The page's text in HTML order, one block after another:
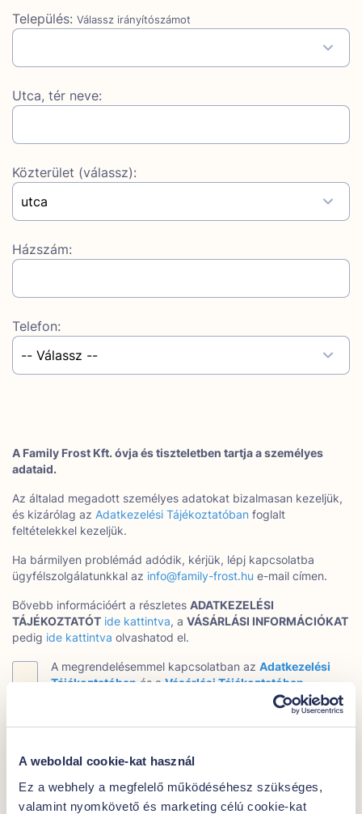
A weboldal cookie-kat használ
Ez a webhely a megfelelő működéséhesz szükséges,
valamint nyomkövető és marketing célú cookie-kat
Település: Válassz irányítószámot
Utca, tér neve:
Közterület (válassz):
Házszám:
Telefon:
A Family Frost Kft. óvja és tiszteletben tartja a személyes
adataid.
Az általad megadott személyes adatokat bizalmasan kezeljük,
és kizárólag az Adatkezelési Tájékoztatóban foglalt
feltételekkel kezeljük.
Ha bármilyen problémád adódik, kérjük, lépj kapcsolatba
ügyfélszolgálatunkkal az info@family-frost.hu e-mail címen.
Bővebb információért a részletes ADATKEZELÉSI
TÁJÉKOZTATÓT ide kattintva, a VÁSÁRLÁSI INFORMÁCIÓKAT
pedig ide kattintva olvashatod el.
A megrendelésemmel kapcsolatban az Adatkezelési
Tájékoztatóban és a Vásárlási Tájékoztatóban
Google és Facebook hirdetési rendszeren történő
célzott hirdetéses közvetlen megkeresés útján
kedvezményeket és ajánlatokat jelenítsen meg
számomra. Hozzájárulás bármikor visszavonható.